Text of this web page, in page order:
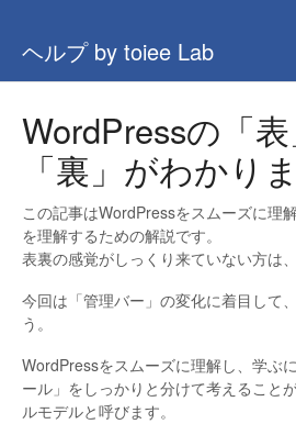
ヘルプ by toiee Lab
AI関連
ナレッジ(旧)
問い合わせ
WordPressの「表
「裏」がわかり
この記事はWordPressをスムーズに理
を理解するための解説です。
表裏の感覚がしっくり来ていない方は
今回は「管理バー」の変化に着目して
う。
WordPressをスムーズに理解し、学ぶ
ール」をしっかりと分けて考えること
ルモデルと呼びます。